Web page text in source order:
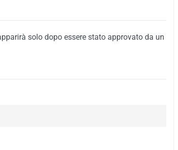
di qualsiasi cittadino
di qualsiasi razza, popolo, cultura,
del buon costume o contenenti
politica, di partito o di fazione, che
precedenti comporterà la non
solo dopo essere stato approvato da un